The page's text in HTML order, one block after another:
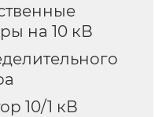
на 10 кВ
10/1 кВ